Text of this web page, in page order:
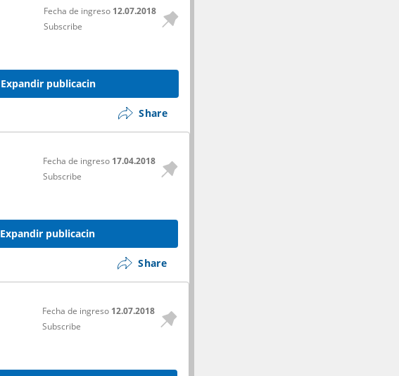
Fecha de ingreso 12.07.2018
Subscribe
Expandir publicacin
Share
Fecha de ingreso 17.04.2018
Subscribe
Expandir publicacin
Share
Fecha de ingreso 12.07.2018
Subscribe